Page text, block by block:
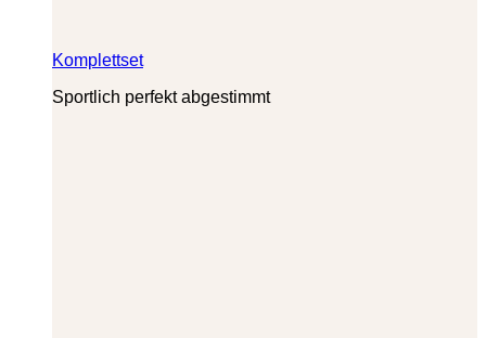
Komplettset
Sportlich perfekt abgestimmt